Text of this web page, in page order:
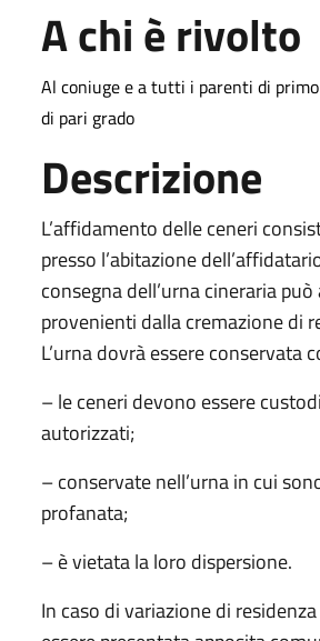
A chi è rivolto
Al coniuge e a tutti i parenti di
di pari grado
Descrizione
L’affidamento delle ceneri
presso l’abitazione
consegna dell’urna cineraria
provenienti dalla cremazione di
L’urna dovrà essere conservata
– le ceneri devono essere
autorizzati;
– conservate nell’urna in cui
profanata;
– è vietata la loro dispersione.
In caso di variazione di